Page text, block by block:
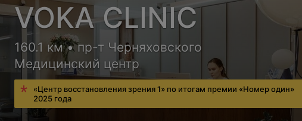
VOKA CLINIC
160.1 км • пр-т Черняховского
Медицинский центр
«Центр восстановления зрения 1» по итогам премии «Номер один»
2025 года